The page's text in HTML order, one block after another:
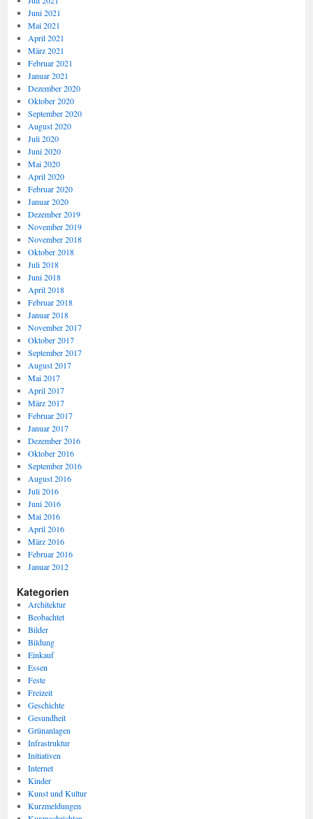
Juni 2021
Mai 2021
April 2021
März 2021
Februar 2021
Januar 2021
Dezember 2020
Oktober 2020
September 2020
August 2020
Juli 2020
Juni 2020
Mai 2020
April 2020
Februar 2020
Januar 2020
Dezember 2019
November 2019
November 2018
Oktober 2018
Juli 2018
Juni 2018
April 2018
Februar 2018
Januar 2018
November 2017
Oktober 2017
September 2017
August 2017
Mai 2017
April 2017
März 2017
Februar 2017
Januar 2017
Dezember 2016
Oktober 2016
September 2016
August 2016
Juli 2016
Juni 2016
Mai 2016
April 2016
März 2016
Februar 2016
Januar 2012
Kategorien
Architektur
Beobachtet
Bilder
Bildung
Einkauf
Essen
Feste
Freizeit
Geschichte
Gesundheit
Grünanlagen
Infrastruktur
Initiativen
Internet
Kinder
Kunst und Kultur
Kurzmeldungen